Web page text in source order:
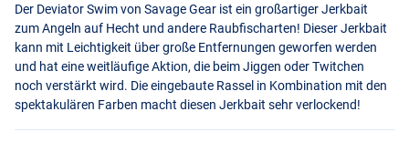
Pike
Der Deviator Swim von Savage Gear ist ein großartiger Jerkbait
zum Angeln auf Hecht und andere Raubfischarten! Dieser Jerkbait
kann mit Leichtigkeit über große Entfernungen geworfen werden
und hat eine weitläufige Aktion, die beim Jiggen oder Twitchen
noch verstärkt wird. Die eingebaute Rassel in Kombination mit den
spektakulären Farben macht diesen Jerkbait sehr verlockend!